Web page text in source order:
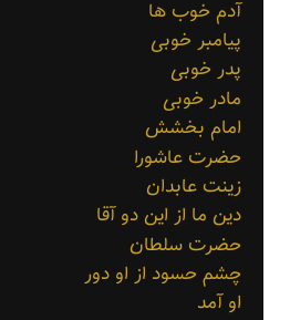
آدم خوب ها
پیامبر خوبی
پدر خوبی
مادر خوبی
امام بخشش
حضرت عاشورا
زینت عابدان
دین ما از این دو آقا
حضرت سلطان
چشم حسود از او دور
او آمد